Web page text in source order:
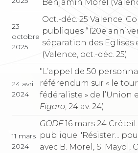
Benjamin Morel
23
octobre
2025
Oct.-déc. 25 Valence.
publiques “120e
séparation des Eglises
(Valence, oct.-déc. 25)
24 avril
2024
"L’appel de 50
référendum sur « le
fédéraliste » de l’Union
Figaro , 24 av. 24)
11 mars
2024
GODF16 mars 24
publique "Résister...
avec B. Morel, S. Mayol,